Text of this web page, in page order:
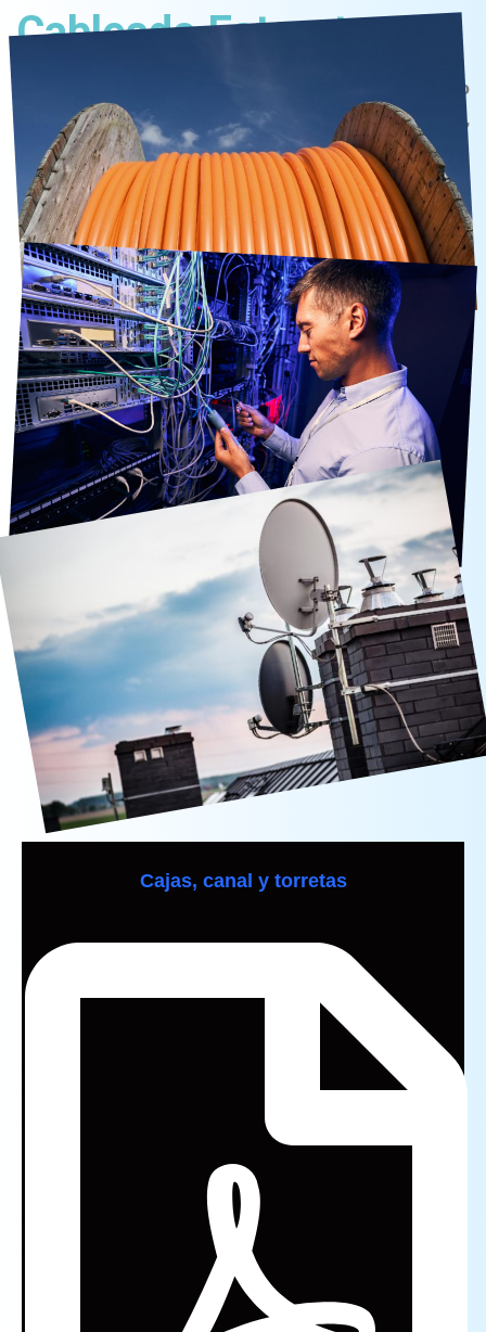
Cableado Estructurado
Amplio catálogos de telecomunicaciones, cableado
estructurado, fibra óptica, redes gpon, antenas,
amplificadores…
Cajas, canal y torretas